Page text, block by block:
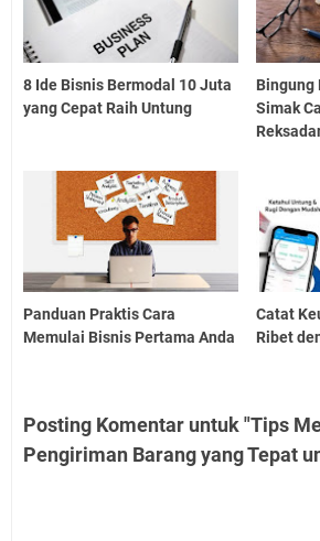
8 Ide Bisnis Bermodal 10 Juta
yang Cepat Raih Untung
Bingung
Simak
Panduan Praktis Cara
Memulai Bisnis Pertama Anda
Catat
Ribet
Posting Komentar untuk "Tips
Pengiriman Barang yang Tepat